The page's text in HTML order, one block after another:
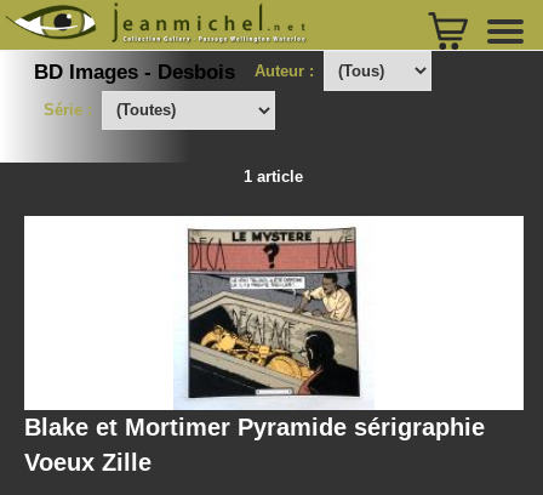
BD Images - Desbois Auteur :
Série :
1 article
Blake et Mortimer Pyramide sérigraphie
Voeux Zille